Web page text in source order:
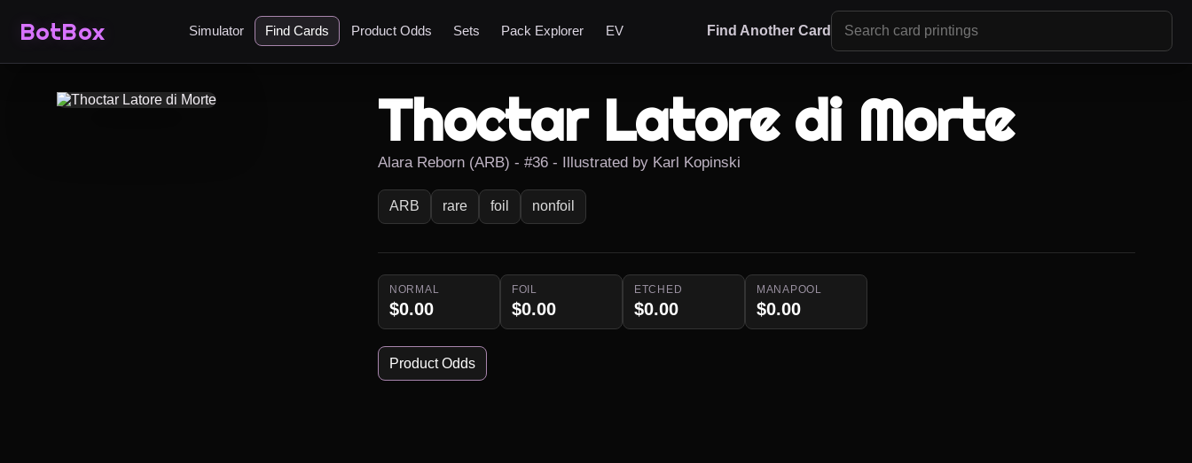
BotBox Simulator Find Cards Product Odds Sets Pack Explorer EV Find Another Card
Thoctar Latore di Morte
Alara Reborn (ARB) - #36 - Illustrated by Karl Kopinski
ARB rare foil nonfoil
NORMAL
$0.00
FOIL
$0.00
ETCHED
$0.00
MANAPOOL
$0.00
Product Odds